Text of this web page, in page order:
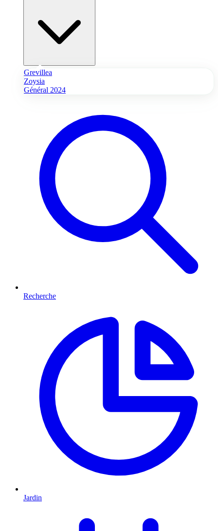
Grevillea
Zoysia
Général 2024
Recherche
Jardin